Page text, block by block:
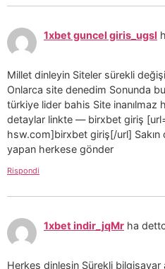
1xbet guncel giris_ugsl
Millet dinleyin Siteler sürekli
Onlarca site denedim Sonunda
türkiye lider bahis Site inanılmaz
detaylar linkte — birxbet giriş
hsw.com]birxbet giriş[/url] Sakın
yapan herkese gönder
Rispondi
1xbet indir_jqMr ha
Herkes dinlesin Sürekli